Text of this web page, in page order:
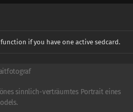
if you have one active sedcard.
sinnlich-verträumtes Portrait eines